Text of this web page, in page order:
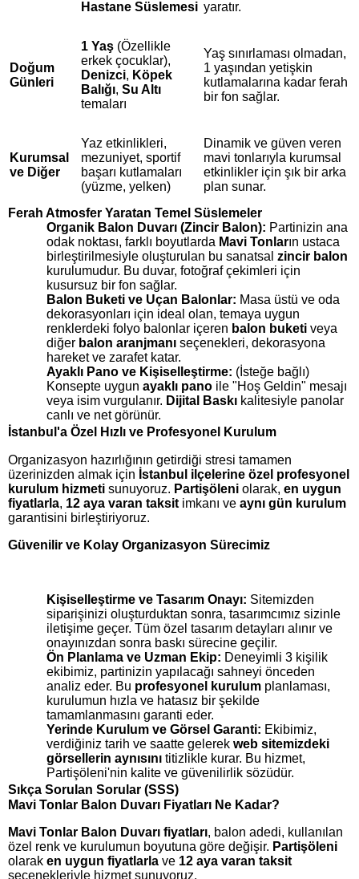
Hastane Süslemesi yaratır.
Doğum
Günleri
1 Yaş (Özellikle
erkek çocuklar),
Denizci, Köpek
Balığı,Su Altı
temaları
Yaş sınırlaması olmadan,
1 yaşından yetişkin
kutlamalarına kadar ferah
bir fon sağlar.
Kurumsal
ve Diğer
Yaz etkinlikleri,
mezuniyet, sportif
başarı kutlamaları
(yüzme, yelken)
Dinamik ve güven veren
mavi tonlarıyla kurumsal
etkinlikler için şık bir arka
plan sunar.
Ferah Atmosfer Yaratan Temel Süslemeler
Organik Balon Duvarı (Zincir Balon): Partinizin ana
odak noktası, farklı boyutlarda Mavi Tonların ustaca
birleştirilmesiyle oluşturulan bu sanatsal zincir balon
kurulumudur. Bu duvar, fotoğraf çekimleri için
kusursuz bir fon sağlar.
Balon Buketi ve Uçan Balonlar: Masa üstü ve oda
dekorasyonları için ideal olan, temaya uygun
renklerdeki folyo balonlar içeren balon buketi veya
diğer balon aranjmanı seçenekleri, dekorasyona
hareket ve zarafet katar.
Ayaklı Pano ve Kişiselleştirme: (İsteğe bağlı)
Konsepte uygun ayaklı pano ile "Hoş Geldin" mesajı
veya isim vurgulanır. Dijital Baskı kalitesiyle panolar
canlı ve net görünür.
İstanbul'a Özel Hızlı ve Profesyonel Kurulum
Organizasyon hazırlığının getirdiği stresi tamamen
üzerinizden almak için İstanbul ilçelerine özel profesyonel
kurulum hizmeti sunuyoruz. Partişöleni olarak, en uygun
fiyatlarla, 12 aya varan taksit imkanı ve aynı gün kurulum
garantisini birleştiriyoruz.
Güvenilir ve Kolay Organizasyon Sürecimiz
Kişiselleştirme ve Tasarım Onayı: Sitemizden
siparişinizi oluşturduktan sonra, tasarımcımız sizinle
iletişime geçer. Tüm özel tasarım detayları alınır ve
onayınızdan sonra baskı sürecine geçilir.
Ön Planlama ve Uzman Ekip: Deneyimli 3 kişilik
ekibimiz, partinizin yapılacağı sahneyi önceden
analiz eder. Bu profesyonel kurulum planlaması,
kurulumun hızla ve hatasız bir şekilde
tamamlanmasını garanti eder.
Yerinde Kurulum ve Görsel Garanti: Ekibimiz,
verdiğiniz tarih ve saatte gelerek web sitemizdeki
görsellerin aynısını titizlikle kurar. Bu hizmet,
Partişöleni'nin kalite ve güvenilirlik sözüdür.
Sıkça Sorulan Sorular (SSS)
Mavi Tonlar Balon Duvarı Fiyatları Ne Kadar?
Mavi Tonlar Balon Duvarı fiyatları, balon adedi, kullanılan
özel renk ve kurulumun boyutuna göre değişir. Partişöleni
olarak en uygun fiyatlarla ve 12 aya varan taksit
seçenekleriyle hizmet sunuyoruz.